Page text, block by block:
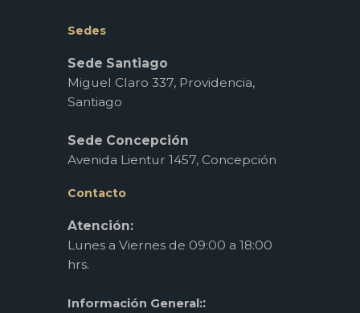
Sedes
Sede Santiago
Miguel Claro 337, Providencia,
Santiago
Sede Concepción
Avenida Lientur 1457, Concepción
Contacto
Atención:
Lunes a Viernes de 09:00 a 18:00
hrs.
Información General::